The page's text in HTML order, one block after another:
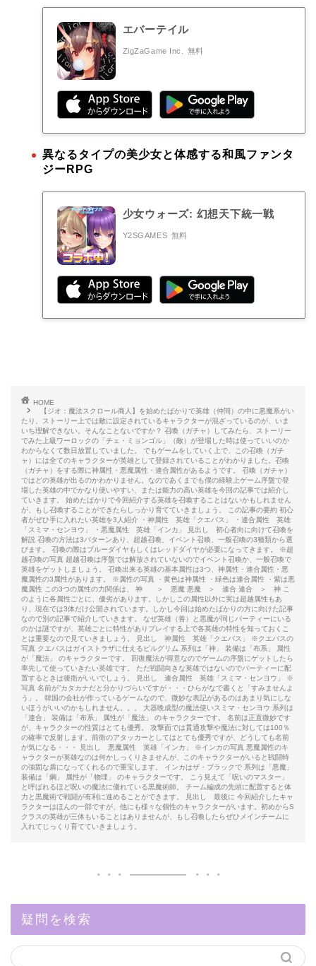
エバーテイル
ZigZaGame Inc. 無料
異なるタイプの美少女と体感する和風ファンタ
ジーRPG
少女ウォーズ: 幻想天下統一戦
Y2SGAMES 無料
HOME
【ジオ：魔法スクロール商人】を始めたばかりで英雄（仲間）の中に悪魔系がい
たり、ストーリー上では敵に設定されているキャラクターが混ざっているのが、いま
いち理解できない。そんなことないですか？ 召喚（ガチャ）してみたら、ストーリー
でみた上級ワーロックの「チェ・ミョンゴル」（敵）が登場した時は使っていいのか
わからなくて数日放置していました。 でもゲームをしていく上で、この召喚（ガチ
ャ）には全てのキャラクターが英雄として登録されていることがわかりました。召喚
（ガチャ）をする際に神属性・悪魔属性・連合属性があるようです。 召喚（ガチャ）
ではどの英雄が出るのかわかりません。なのであくまでも僕の経験上ゲーム序盤で登
場した英雄の中でかなり使いやすい、または能力の高い英雄を今回の記事では紹介し
ていきます。 始めたばかりで今回紹介する英雄を召喚することはないかもしれません
が、もし召喚することができたらしっかり育てていきましょう。 この記事の要約 初心
者がぜひ手に入れたい英雄を3人紹介 ・神属性 英雄「クエバス」 ・連合属性 英雄
「スミマ・センヨウ」 ・悪魔属性 英雄「インカ」 見出し 初心者向に向けて召喚を
解説 召喚の方法は3パターンあり、超越召喚、イベント召喚、一般召喚の3種類から選
びます。 召喚の際はブルーダイヤもしくはレッドダイヤが必要になってきます。 ※超
越召喚の写真 超越召喚は序盤では解放されていないのでイベント召喚か、一般召喚で
英雄をゲットしましょう。 召喚出来る英雄の基本属性は3つ、神属性・連合属性・悪
魔属性の3属性があります。 ※属性の写真 ・黄色は神属性 ・緑色は連合属性 ・紫は悪
魔属性 この3つの属性の力関係は、 神 ＞ 悪魔 悪魔 ＞ 連合 連合 ＞ 神 こ
のように各属性ごとに、優劣があります。しかしこの属性以外に実は超越属性もあ
り、現在では3体だけ公開されています。しかし今回は始めたばかりの方に向けた記事
なので別の記事で紹介していきます。 なぜ英雄（善）と悪魔が同じパーティーにいる
のかは謎ですが、英雄ごとに特性がありプレイする上で各英雄の特性を知っておくこ
とは重要なので見ていきましょう。 見出し 神属性 英雄「クエバス」 ※クエバスの
写真 クエバスはガイストラザに仕えるピルグリム 系列は「神」 装備は「布系」 属性
が「魔法」 のキャラクターです。 回復魔法が得意なのでゲームの序盤にゲットしたら
率先して使っていきたい英雄です。 ただ戦闘向きな英雄ではないのでパーティーに配
置するときは後衛がいいでしょう。 見出し 連合属性 英雄「スミマ・センヨウ」 ※
写真 名前が”カタカナだと分かりづらいですが・・・ひらがなで書くと「すみませんよ
う」。 韓国の会社が作っているゲームなので、微妙な表記があるのはあまり気にしな
いほうがいいのかもしれません。。。 大器晩成型の魔法使いスミマ・センヨウ 系列は
「連合」 装備は「布系」 属性が「魔法」 のキャラクターです。 名前は正直微妙です
が、キャラクターの性質はとても優秀。 攻撃面では貫通攻撃や魔法に対しては100％
の確率で反射します。前衛のアタッカーとしてはとても優秀ですが、どうしても名前
が気になる・・・ 見出し 悪魔属性 英雄「インカ」 ※インカの写真 悪魔属性のキ
ャラクターが英雄なのは何かしっくりきませんが、このキャラクターがいると戦闘時
の強固な盾になってくれるので重宝します。 インカはザ・ブラックで 系列は「悪魔」
装備は「鋼」 属性が「物理」 のキャラクターです。 こう見えて「呪いのマスター」
と呼ばれるほど呪いの魔法に優れている黒魔術師。 チーム編成の先頭に配置すると体
力と黒魔術で戦闘が有利に進めることができます。 見出し 最後に 今回紹介したキャ
ラクターはほんの一部ですが、他にも様々な個性のキャラクターがいます。初めからS
クラスの英雄が三体もいることはありませんが、もし召喚したらぜひメインチームに
入れてじっくり育てていきましょう。
疑問を検索